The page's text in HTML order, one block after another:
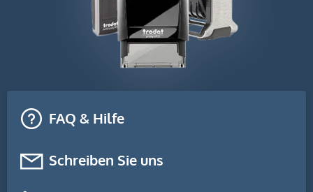
FAQ & Hilfe
Schreiben Sie uns